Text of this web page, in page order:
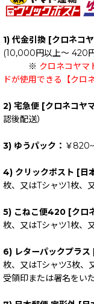
1) 代金引換 [クロネコ
(10,000円以上～ 420
※ クロネコヤマ
ドが使用できる【クロ
2) 宅急便 [クロネコヤ
認後配送）
3) ゆうパック： ￥
4) クリックポスト [日
枚、又はTシャツ1枚、
5) こねこ便420 [クロ
枚、又はTシャツ1枚、
6) レターパックプラス
枚、又はTシャツ3枚、
受領印または署名をい